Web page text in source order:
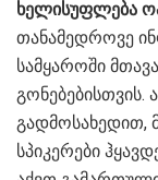
ხელისუფლება
თანამედროვე
სამყაროში
გონებებისთვის.
გადმოსახედით,
სპიკერები